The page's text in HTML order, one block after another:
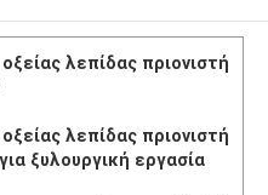
λεπίδας πριονιστή
λεπίδας πριονιστή
ξυλουργική εργασία